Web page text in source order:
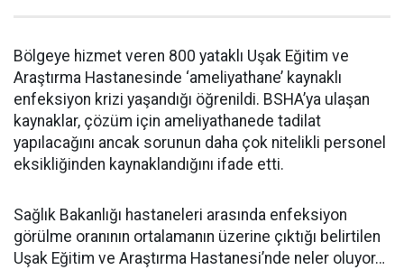
Bölgeye hizmet veren 800 yataklı Uşak Eğitim ve
Araştırma Hastanesinde ‘ameliyathane’ kaynaklı
enfeksiyon krizi yaşandığı öğrenildi. BSHA’ya ulaşan
kaynaklar, çözüm için ameliyathanede tadilat
yapılacağını ancak sorunun daha çok nitelikli personel
eksikliğinden kaynaklandığını ifade etti.
Sağlık Bakanlığı hastaneleri arasında enfeksiyon
görülme oranının ortalamanın üzerine çıktığı belirtilen
Uşak Eğitim ve Araştırma Hastanesi’nde neler oluyor…